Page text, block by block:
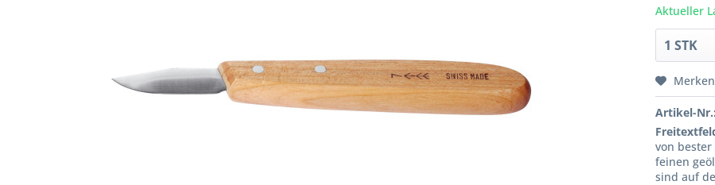
Aktueller
Merken
Artikel-Nr.:
von
feinen
sind auf